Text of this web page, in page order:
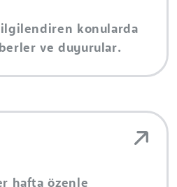
konularda
ve duyurular.
hafta özenle